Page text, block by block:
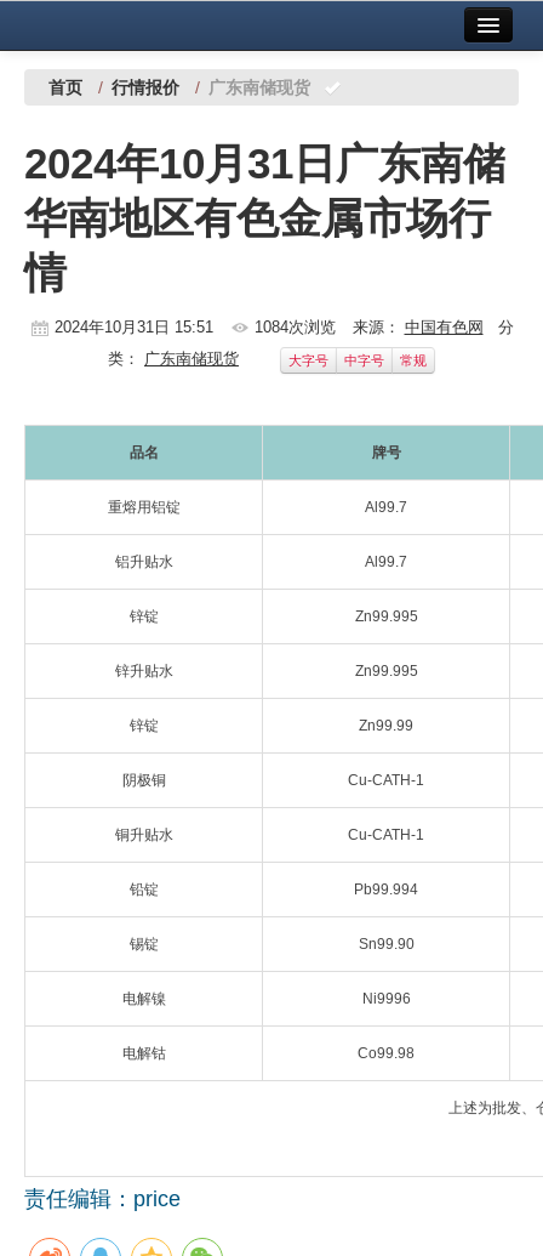
中国有色金属报社主办 广告服务
铜镍铅锌
铝
稀有稀土
有色市场
镁钛
《资源再生》杂志
首页 / 行情报价 / 广东南储现货
2024年10月31日广东南储
华南地区有色金属市场行
情
2024年10月31日 15:51 1084次浏览 来源： 中国有色网 分
类： 广东南储现货 大字号 中字号 常规
品名 牌号
重熔用铝锭 Al99.7
铝升贴水 Al99.7
锌锭 Zn99.995
锌升贴水 Zn99.995
锌锭 Zn99.99
阴极铜 Cu-CATH-1
铜升贴水 Cu-CATH-1
铅锭 Pb99.994
锡锭 Sn99.90
电解镍 Ni9996
电解钴 Co99.98
上述为批发
责任编辑：price